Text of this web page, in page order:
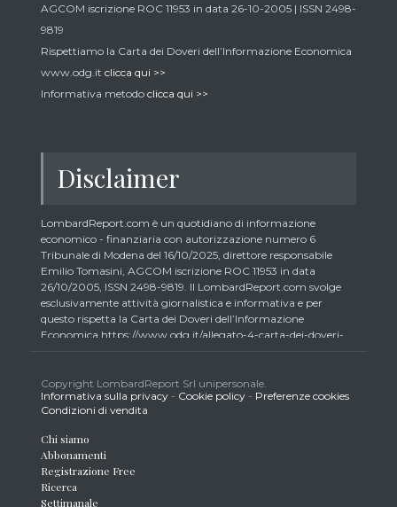
AGCOM iscrizione ROC 11953 in data 26-10-2005 | ISSN 2498-
9819
Rispettiamo la Carta dei Doveri dell’Informazione Economica
www.odg.it clicca qui >>
Informativa metodo clicca qui >>
Disclaimer
LombardReport.com è un quotidiano di informazione
economico - finanziaria con autorizzazione numero 6
Tribunale di Modena del 16/10/2025, direttore responsabile
Emilio Tomasini, AGCOM iscrizione ROC 11953 in data
26/10/2005, ISSN 2498-9819. Il LombardReport.com svolge
esclusivamente attività giornalistica e informativa e per
questo rispetta la Carta dei Doveri dell’Informazione
Economica https://www.odg.it/allegato-4-carta-dei-doveri-
essere consapevoli che i collaboratori di LombardReport.com
iscritti all’Ordine dei Giornalisti non possono detenere i titoli
oggetto dei loro articoli mentre i collaboratori non giornalisti
trader retail e comunque inferiori allo 0,5% del capitale, gli
strumenti finanziari oggetto dei loro articoli creando così un
potenziale conflitto di interesse con i lettori stessi. L’accesso al
presente sito implica la conoscenza e la piena accettazione
Copyright LombardReport Srl unipersonale.
Informativa sulla privacy - Cookie policy - Preferenze cookies
Condizioni di vendita
Chi siamo
Abbonamenti
Registrazione Free
Ricerca
Settimanale